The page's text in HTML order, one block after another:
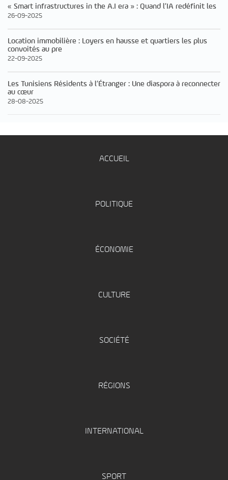
« Smart infrastructures in the A.I era » : Quand l’IA redéfinit les
26-09-2025
Location immobilière : Loyers en hausse et quartiers les plus
convoités au pre
22-09-2025
Les Tunisiens Résidents à l’Étranger : Une diaspora à reconnecter
au cœur
28-08-2025
ACCUEIL
POLITIQUE
ÉCONOMIE
CULTURE
SOCIÉTÉ
RÉGIONS
INTERNATIONAL
SPORT